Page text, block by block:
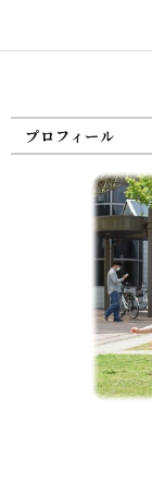
プロフィール